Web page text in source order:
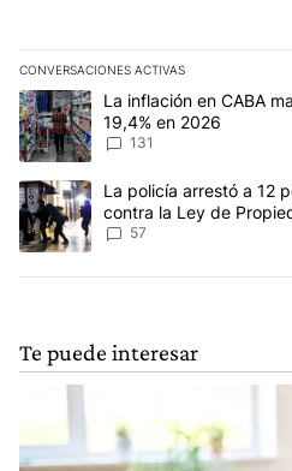
CONVERSACIONES ACTIVAS
Este listado muestra los artículos
Un artículo de tendencia con el
La inflación en CABA
19,4% en 2026
131
Un artículo de tendencia con el
La policía arrestó a 12
contra la Ley de
menos, 3 agentes
57